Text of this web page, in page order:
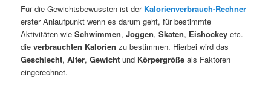
Für die Gewichtsbewussten ist der Kalorienverbrauch-Rechner
erster Anlaufpunkt wenn es darum geht, für bestimmte
Aktivitäten wieSchwimmen,Joggen,Skaten, Eishockey etc.
dieverbrauchten Kalorien zu bestimmen. Hierbei wird das
Geschlecht,Alter,Gewicht und Körpergröße als Faktoren
eingerechnet.